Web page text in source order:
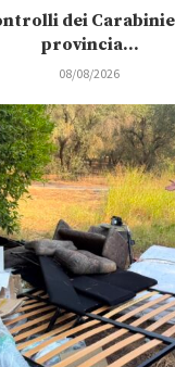
dei
provincia...
08/08/2026